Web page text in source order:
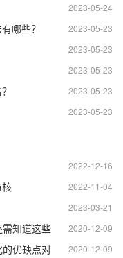
2023-05-24
2023-05-23
哪些？
2023-05-23
2023-05-23
2023-05-23
2023-05-23
2022-12-16
2022-11-04
2023-03-21
2020-12-09
知道这些
2020-12-09
优缺点对